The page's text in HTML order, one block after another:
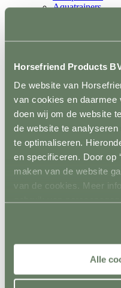
Horsefriend Products
De website van
van cookies en daarmee
doen wij om de website
de website te
te optimaliseren.
en specificeren. Door op
maken van de website
van de cookies. Meer
gebruik van
Alle
Aquatrainers
Hooistomers
Terug
Springen
Balken
Staanders
Lepels
Complete
Cavalettis
Sloten
Hindernis
Terug
Terug
Kegels
Staanders
Spelmateriaal